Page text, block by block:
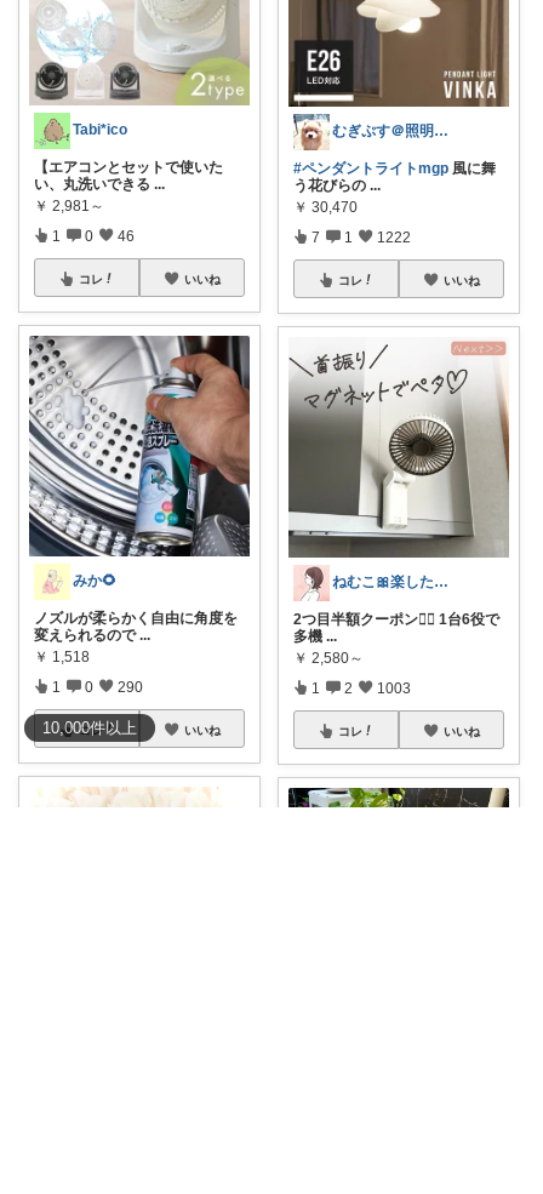
10,000件以上
Tabi*ico
【エアコンとセットで使いた
い、丸洗いできる ...
￥ 2,981～
1 0 46
コレ いいね
みか🌻
ノズルが柔らかく自由に角度を
変えられるので ...
￥ 1,518
1 0 290
コレ いいね
むぎぷす＠照明とインテリアと北欧食器
#ペンダントライトmgp 風に舞
う花びらの ...
￥ 30,470
7 1 1222
コレ いいね
ねむこ🎀楽したいママの購入品ほぼオリ写
2つ目半額クーポン❤️‍🔥 1台6役で
多機 ...
￥ 2,580～
1 2 1003
コレ いいね